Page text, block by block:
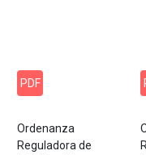
PDF
Ordenanza
Reguladora de